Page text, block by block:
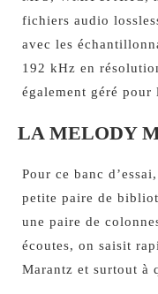
fichiers audio
avec les
192 kHz en
également géré
LA MELODY
Pour ce banc
petite paire de
une paire de
écoutes, on saisit
Marantz et surtout à